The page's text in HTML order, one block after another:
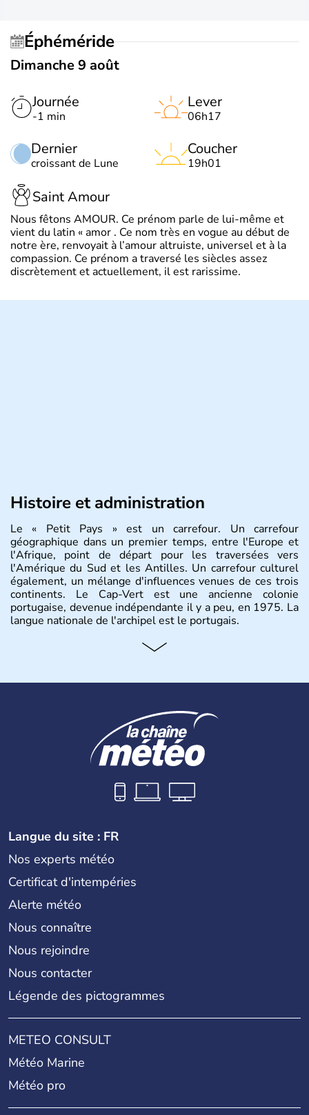
Éphéméride
Dimanche 9 août
Journée
-1 min
Dernier
croissant de Lune
Lever
06h17
Coucher
19h01
Saint Amour
Nous fêtons AMOUR. Ce prénom parle de lui-même et
vient du latin « amor . Ce nom très en vogue au début de
notre ère, renvoyait à l’amour altruiste, universel et à la
compassion. Ce prénom a traversé les siècles assez
discrètement et actuellement, il est rarissime.
Histoire et administration
Le « Petit Pays » est un carrefour. Un carrefour
géographique dans un premier temps, entre l'Europe et
l'Afrique, point de départ pour les traversées vers
l'Amérique du Sud et les Antilles. Un carrefour culturel
également, un mélange d'influences venues de ces trois
continents. Le Cap-Vert est une ancienne colonie
portugaise, devenue indépendante il y a peu, en 1975. La
langue nationale de l'archipel est le portugais.
Langue du site : FR
Nos experts météo
Certificat d'intempéries
Alerte météo
Nous connaître
Nous rejoindre
Nous contacter
Légende des pictogrammes
METEO CONSULT
Météo Marine
Météo pro